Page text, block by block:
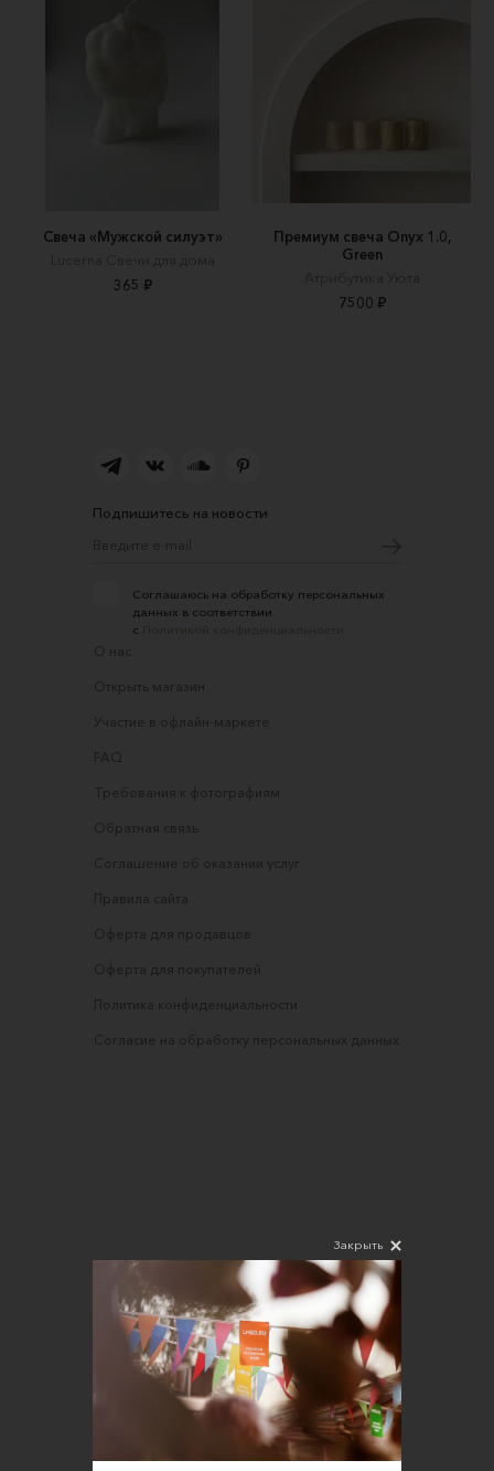
Свеча «Мужской силуэт»
Lucerna Свечи для дома
365 ₽
Премиум свеча Onyx 1.0,
Green
Атрибутика Уюта
7500 ₽
Подпишитесь на новости
Соглашаюсь на обработку персональных
данных в соответствии
с
О нас
Открыть магазин
Участие в офлайн-маркете
FAQ
Требования к фотографиям
Обратная связь
Соглашение об оказании услуг
Правила сайта
Оферта для продавцов
Оферта для покупателей
Политика конфиденциальности
Согласие на обработку персональных данных
Закрыть